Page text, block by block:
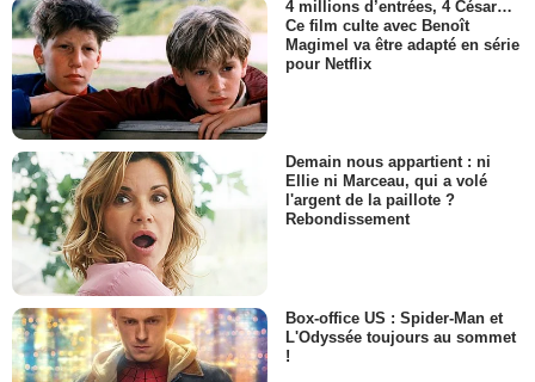
4 millions d’entrées, 4 César…
Ce film culte avec Benoît
Magimel va être adapté en série
pour Netflix
Demain nous appartient : ni
Ellie ni Marceau, qui a volé
l'argent de la paillote ?
Rebondissement
Box-office US : Spider-Man et
L'Odyssée toujours au sommet
!